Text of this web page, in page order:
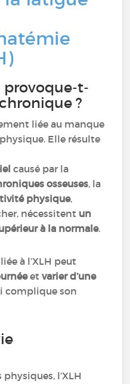
provoque-t-
?
liée au manque
Elle résulte
causé par la
osseuses, la
physique,
nécessitent un
à la normale.
à l’XLH peut
etvarier d’une
complique son
l’XLH